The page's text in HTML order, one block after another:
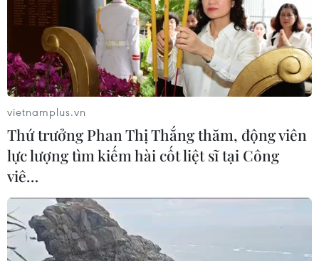
07/08/2026 00:00
Chưa có bằng chứng truyền máu trẻ
Xung đột Israel-Hamas: Ít nhất 300
trẻ em thiệt mạng trong 300 ngày
qua
06/08/2026 22:56
vietnamplus.vn
Thứ trưởng Phan Thị Thắng thăm, động viên
lực lượng tìm kiếm hài cốt liệt sĩ tại Công
viê…